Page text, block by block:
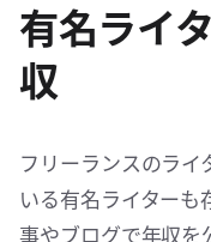
有名ライ
収
フリーランスのライ
いる有名ライターも
事やブログで年収を